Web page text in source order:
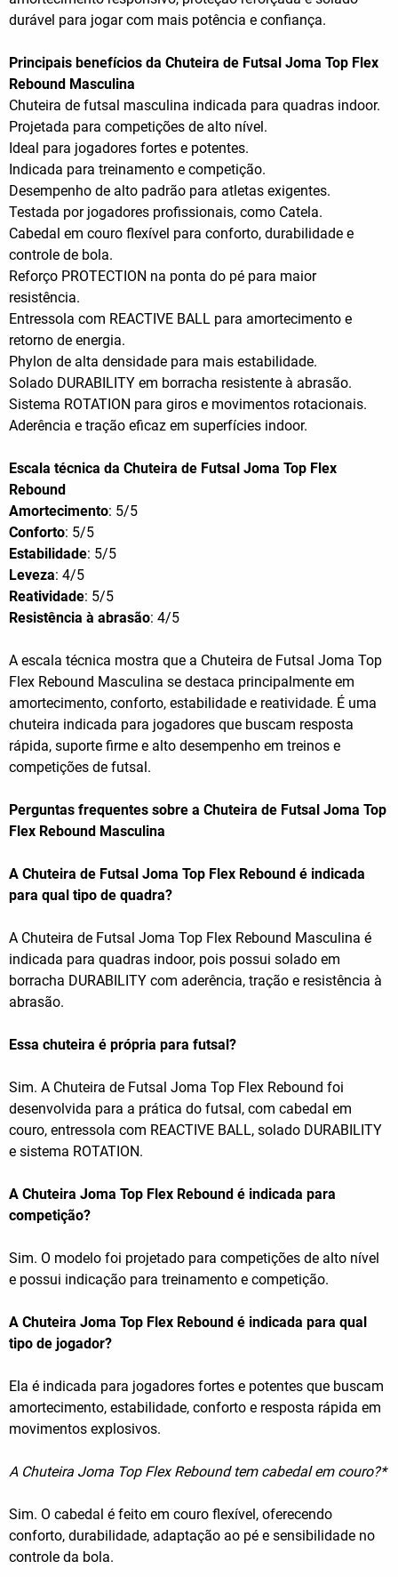
durável para jogar com mais potência e confiança.
Principais benefícios da Chuteira de Futsal Joma Top Flex
Rebound Masculina
Chuteira de futsal masculina indicada para quadras indoor.
Projetada para competições de alto nível.
Ideal para jogadores fortes e potentes.
Indicada para treinamento e competição.
Desempenho de alto padrão para atletas exigentes.
Testada por jogadores profissionais, como Catela.
Cabedal em couro flexível para conforto, durabilidade e
controle de bola.
Reforço PROTECTION na ponta do pé para maior
resistência.
Entressola com REACTIVE BALL para amortecimento e
retorno de energia.
Phylon de alta densidade para mais estabilidade.
Solado DURABILITY em borracha resistente à abrasão.
Sistema ROTATION para giros e movimentos rotacionais.
Aderência e tração eficaz em superfícies indoor.
Escala técnica da Chuteira de Futsal Joma Top Flex
Rebound
Amortecimento: 5/5
Conforto: 5/5
Estabilidade: 5/5
Leveza: 4/5
Reatividade: 5/5
Resistência à abrasão: 4/5
A escala técnica mostra que a Chuteira de Futsal Joma Top
Flex Rebound Masculina se destaca principalmente em
amortecimento, conforto, estabilidade e reatividade. É uma
chuteira indicada para jogadores que buscam resposta
rápida, suporte firme e alto desempenho em treinos e
competições de futsal.
Perguntas frequentes sobre a Chuteira de Futsal Joma Top
Flex Rebound Masculina
A Chuteira de Futsal Joma Top Flex Rebound é indicada
para qual tipo de quadra?
A Chuteira de Futsal Joma Top Flex Rebound Masculina é
indicada para quadras indoor, pois possui solado em
borracha DURABILITY com aderência, tração e resistência à
abrasão.
Essa chuteira é própria para futsal?
Sim. A Chuteira de Futsal Joma Top Flex Rebound foi
desenvolvida para a prática do futsal, com cabedal em
couro, entressola com REACTIVE BALL, solado DURABILITY
e sistema ROTATION.
A Chuteira Joma Top Flex Rebound é indicada para
competição?
Sim. O modelo foi projetado para competições de alto nível
e possui indicação para treinamento e competição.
A Chuteira Joma Top Flex Rebound é indicada para qual
tipo de jogador?
Ela é indicada para jogadores fortes e potentes que buscam
amortecimento, estabilidade, conforto e resposta rápida em
movimentos explosivos.
A Chuteira Joma Top Flex Rebound tem cabedal em couro?*
Sim. O cabedal é feito em couro flexível, oferecendo
conforto, durabilidade, adaptação ao pé e sensibilidade no
controle da bola.